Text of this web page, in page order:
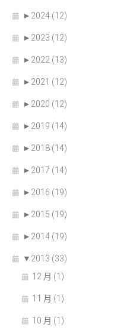
► 2024 (12)
► 2023 (12)
► 2022 (13)
► 2021 (12)
► 2020 (12)
► 2019 (14)
► 2018 (14)
► 2017 (14)
► 2016 (19)
► 2015 (19)
► 2014 (19)
▼ 2013 (33)
12 月 (1)
11 月 (1)
10 月 (1)